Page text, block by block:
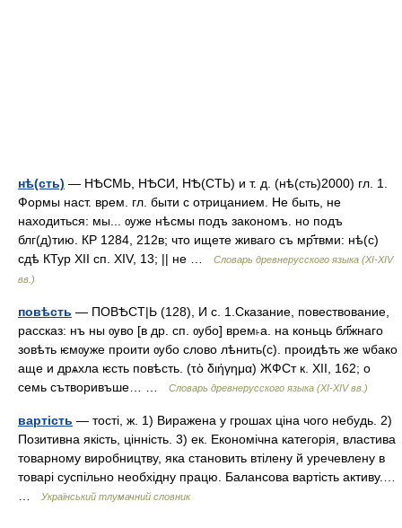
нѣ(сть) — НѢСМЬ, НѢСИ, НѢ(СТЬ) и т. д. (нѣ(сть)2000) гл. 1.
Формы наст. врем. гл. быти с отрицанием. Не быть, не
находиться: мы... ѹже нѣсмы подъ закономъ. но подъ
блг(д)тию. КР 1284, 212в; что ищете живаго съ мр҃твми: нѣ(с)
сдѣ КТур XII сп. XIV, 13; || не …
Словарь древнерусского языка (XI-XIV
вв.)
повѣсть — ПОВѢСТ|Ь (128), И с. 1.Сказание, повествование,
рассказ: нъ ны ѹво [в др. сп. ѹбо] врем˫а. на коньць бл҃жнаго
зовѣть ѥмѹже проити ѹбо слово лѣнить(с). проидѣть же ѡбако
аще и дрѧхла ѥсть повѣсть. (τὸ διήγημα) ЖФСт к. XII, 162; о
семь сътворивъше… …
Словарь древнерусского языка (XI-XIV вв.)
вартість — тості, ж. 1) Виражена у грошах ціна чого небудь. 2)
Позитивна якість, цінність. 3) ек. Економічна категорія, властива
товарному виробництву, яка становить втілену й уречевлену в
товарі суспільно необхідну працю. Балансова вартість активу.…
Український тлумачний словник